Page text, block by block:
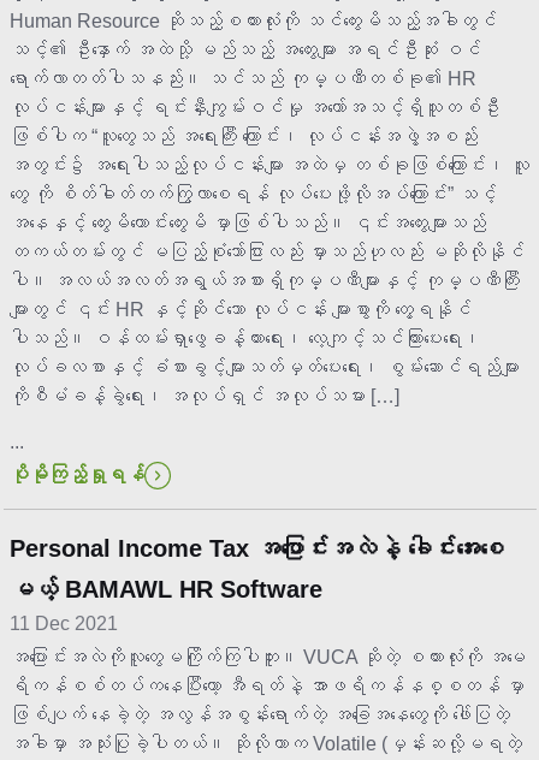
Human Resource ဆိုသည့်စကားလုံးကို သင်တွေးမိသည့်အခါတွင်
သင့်၏ ဦးနှောက် အထဲသို့ မည်သည့် အတွေးများ အရင်ဦးဆုံး ဝင်
ရောက်လာတတ်ပါသနည်း။ သင်သည် ကုမ္ပဏီတစ်ခု၏ HR
လုပ်ငန်းများနှင့် ရင်းနှီးကျွမ်းဝင်မှု အတော်အသင့်ရှိသူတစ်ဦး
ဖြစ်ပါက “လူတွေသည် အရေးကြီး ကြောင်း၊ လုပ်ငန်းအဖွဲ့အစည်း
အတွင်း၌ အရေးပါသည့်လုပ်ငန်းများ အထဲမှ တစ်ခုဖြစ်ကြောင်း၊ လူ
တွေ ကို စိတ်ဓါတ်တက်ကြွလာစေရန် လုပ်ပေးဖို့လိုအပ်ကြောင်း” သင့်
အနေနှင့် တွေးမိကောင်းတွေးမိ မှာဖြစ်ပါသည်။ ၎င်းအတွေးများသည်
တကယ်တမ်းတွင် မပြည့်စုံသော်ငြားလည်း မှားသည်ဟုလည်း မဆိုလိုနိုင်
ပါ။ အလယ်အလတ်အရွယ်အစားရှိကုမ္ပဏီများနှင့် ကုမ္ပဏီကြီး
များတွင် ၎င်း HR နှင့်ဆိုင်သော လုပ်ငန်း များစွာကို တွေ့ရနိုင်
ပါသည်။ ဝန်ထမ်းရှာဖွေခန့်ထားရေး၊ လေ့ကျင့်သင်ကြားပေးရေး၊
လုပ်ခလစာနှင့် ခံစားခွင့်များသတ်မှတ်ပေးရေး၊ စွမ်းဆောင်ရည်များ
ကိုစီမံခန့်ခွဲရေး၊ အလုပ်ရှင် အလုပ်သမား […]
...
ပိုမိုကြည့်ရှုရန်
Personal Income Tax အပြောင်းအလဲနဲ့ ခေါင်းအေးစေ
မယ့် BAMAWL HR Software
11 Dec 2021
အပြောင်းအလဲကိုလူတွေမကြိုက်ကြပါဘူး။ VUCA ဆိုတဲ့ စကားလုံးကို အမေ
ရိကန်စစ်တပ်ကနေပြီးတော့ အီရတ်နဲ့ အာဖရိကန်နစ္စတန် မှာ
ဖြစ်ပျက် နေခဲ့တဲ့ အလွန်အစွန်းရောက်တဲ့ အခြေအနေတွေကို ဖေါ်ပြတဲ့
အခါမှာ အသုံးပြုခဲ့ပါတယ်။ ဆိုလိုတာက Volatile (မှန်းဆလို့မရတဲ့